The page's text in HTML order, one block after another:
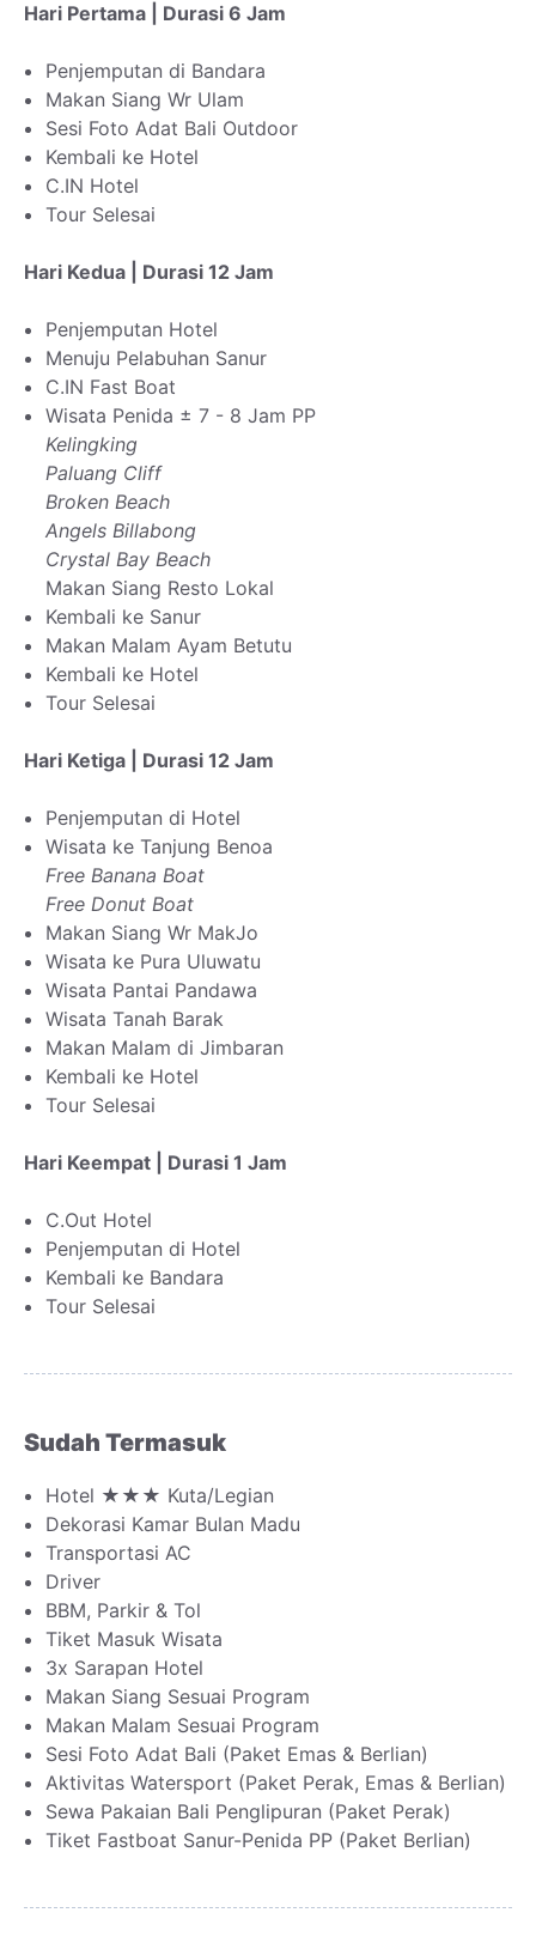
Hari Pertama | Durasi 6 Jam
Penjemputan di Bandara
Makan Siang Wr Ulam
Sesi Foto Adat Bali Outdoor
Kembali ke Hotel
C.IN Hotel
Tour Selesai
Hari Kedua | Durasi 12 Jam
Penjemputan Hotel
Menuju Pelabuhan Sanur
C.IN Fast Boat
Wisata Penida ± 7 - 8 Jam PP
Kelingking
Paluang Cliff
Broken Beach
Angels Billabong
Crystal Bay Beach
Makan Siang Resto Lokal
Kembali ke Sanur
Makan Malam Ayam Betutu
Kembali ke Hotel
Tour Selesai
Hari Ketiga | Durasi 12 Jam
Penjemputan di Hotel
Wisata ke Tanjung Benoa
Free Banana Boat
Free Donut Boat
Makan Siang Wr MakJo
Wisata ke Pura Uluwatu
Wisata Pantai Pandawa
Wisata Tanah Barak
Makan Malam di Jimbaran
Kembali ke Hotel
Tour Selesai
Hari Keempat | Durasi 1 Jam
C.Out Hotel
Penjemputan di Hotel
Kembali ke Bandara
Tour Selesai
Sudah Termasuk
Hotel ★★★ Kuta/Legian
Dekorasi Kamar Bulan Madu
Transportasi AC
Driver
BBM, Parkir & Tol
Tiket Masuk Wisata
3x Sarapan Hotel
Makan Siang Sesuai Program
Makan Malam Sesuai Program
Sesi Foto Adat Bali (Paket Emas & Berlian)
Aktivitas Watersport (Paket Perak, Emas & Berlian)
Sewa Pakaian Bali Penglipuran (Paket Perak)
Tiket Fastboat Sanur-Penida PP (Paket Berlian)